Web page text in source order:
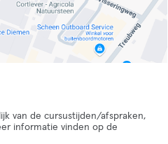
van de cursustijden/afspraken,
informatie vinden op de